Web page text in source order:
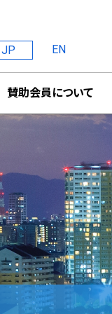
JP EN
賛助会員について